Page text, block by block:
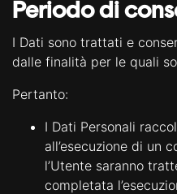
Periodo di
I Dati sono trattati e
dalle finalità per le quali
Pertanto:
I Dati Personali
all’esecuzione di un
l’Utente saranno
completata